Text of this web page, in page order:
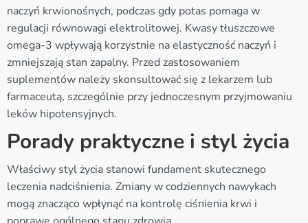
naczyń krwionośnych, podczas gdy potas pomaga w
regulacji równowagi elektrolitowej. Kwasy tłuszczowe
omega-3 wpływają korzystnie na elastyczność naczyń i
zmniejszają stan zapalny. Przed zastosowaniem
suplementów należy skonsultować się z lekarzem lub
farmaceutą, szczególnie przy jednoczesnym przyjmowaniu
leków hipotensyjnych.
Porady praktyczne i styl życia
Właściwy styl życia stanowi fundament skutecznego
leczenia nadciśnienia. Zmiany w codziennych nawykach
mogą znacząco wpłynąć na kontrolę ciśnienia krwi i